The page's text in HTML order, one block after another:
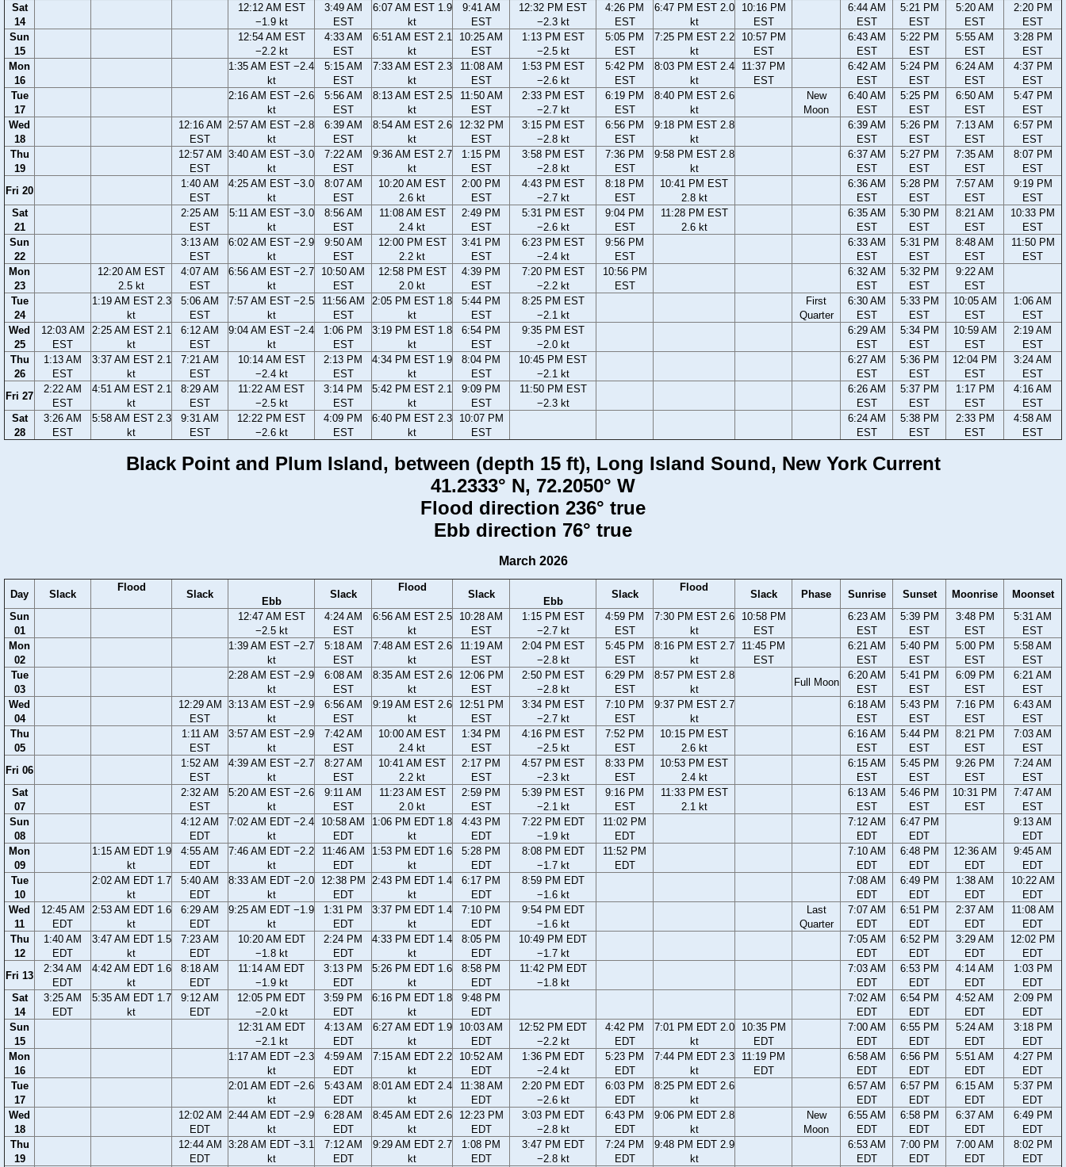
Sat
14
12:12 AM EST
−1.9 kt
3:49 AM
EST
6:07 AM EST 1.9
kt
9:41 AM
EST
12:32 PM EST
−2.3 kt
4:26 PM
EST
6:47 PM EST 2.0
kt
10:16 PM
EST
6:44 AM
EST
5:21 PM
EST
5:20 AM
EST
2:20 PM
EST
Sun
15
12:54 AM EST
−2.2 kt
4:33 AM
EST
6:51 AM EST 2.1
kt
10:25 AM
EST
1:13 PM EST
−2.5 kt
5:05 PM
EST
7:25 PM EST 2.2
kt
10:57 PM
EST
6:43 AM
EST
5:22 PM
EST
5:55 AM
EST
3:28 PM
EST
Mon
16
1:35 AM EST −2.4
kt
5:15 AM
EST
7:33 AM EST 2.3
kt
11:08 AM
EST
1:53 PM EST
−2.6 kt
5:42 PM
EST
8:03 PM EST 2.4
kt
11:37 PM
EST
6:42 AM
EST
5:24 PM
EST
6:24 AM
EST
4:37 PM
EST
Tue
17
2:16 AM EST −2.6
kt
5:56 AM
EST
8:13 AM EST 2.5
kt
11:50 AM
EST
2:33 PM EST
−2.7 kt
6:19 PM
EST
8:40 PM EST 2.6
kt
New
Moon
6:40 AM
EST
5:25 PM
EST
6:50 AM
EST
5:47 PM
EST
Wed
18
12:16 AM
EST
2:57 AM EST −2.8
kt
6:39 AM
EST
8:54 AM EST 2.6
kt
12:32 PM
EST
3:15 PM EST
−2.8 kt
6:56 PM
EST
9:18 PM EST 2.8
kt
6:39 AM
EST
5:26 PM
EST
7:13 AM
EST
6:57 PM
EST
Thu
19
12:57 AM
EST
3:40 AM EST −3.0
kt
7:22 AM
EST
9:36 AM EST 2.7
kt
1:15 PM
EST
3:58 PM EST
−2.8 kt
7:36 PM
EST
9:58 PM EST 2.8
kt
6:37 AM
EST
5:27 PM
EST
7:35 AM
EST
8:07 PM
EST
Fri 20
1:40 AM
EST
4:25 AM EST −3.0
kt
8:07 AM
EST
10:20 AM EST
2.6 kt
2:00 PM
EST
4:43 PM EST
−2.7 kt
8:18 PM
EST
10:41 PM EST
2.8 kt
6:36 AM
EST
5:28 PM
EST
7:57 AM
EST
9:19 PM
EST
Sat
21
2:25 AM
EST
5:11 AM EST −3.0
kt
8:56 AM
EST
11:08 AM EST
2.4 kt
2:49 PM
EST
5:31 PM EST
−2.6 kt
9:04 PM
EST
11:28 PM EST
2.6 kt
6:35 AM
EST
5:30 PM
EST
8:21 AM
EST
10:33 PM
EST
Sun
22
3:13 AM
EST
6:02 AM EST −2.9
kt
9:50 AM
EST
12:00 PM EST
2.2 kt
3:41 PM
EST
6:23 PM EST
−2.4 kt
9:56 PM
EST
6:33 AM
EST
5:31 PM
EST
8:48 AM
EST
11:50 PM
EST
Mon
23
12:20 AM EST
2.5 kt
4:07 AM
EST
6:56 AM EST −2.7
kt
10:50 AM
EST
12:58 PM EST
2.0 kt
4:39 PM
EST
7:20 PM EST
−2.2 kt
10:56 PM
EST
6:32 AM
EST
5:32 PM
EST
9:22 AM
EST
Tue
24
1:19 AM EST 2.3
kt
5:06 AM
EST
7:57 AM EST −2.5
kt
11:56 AM
EST
2:05 PM EST 1.8
kt
5:44 PM
EST
8:25 PM EST
−2.1 kt
First
Quarter
6:30 AM
EST
5:33 PM
EST
10:05 AM
EST
1:06 AM
EST
Wed
25
12:03 AM
EST
2:25 AM EST 2.1
kt
6:12 AM
EST
9:04 AM EST −2.4
kt
1:06 PM
EST
3:19 PM EST 1.8
kt
6:54 PM
EST
9:35 PM EST
−2.0 kt
6:29 AM
EST
5:34 PM
EST
10:59 AM
EST
2:19 AM
EST
Thu
26
1:13 AM
EST
3:37 AM EST 2.1
kt
7:21 AM
EST
10:14 AM EST
−2.4 kt
2:13 PM
EST
4:34 PM EST 1.9
kt
8:04 PM
EST
10:45 PM EST
−2.1 kt
6:27 AM
EST
5:36 PM
EST
12:04 PM
EST
3:24 AM
EST
Fri 27
2:22 AM
EST
4:51 AM EST 2.1
kt
8:29 AM
EST
11:22 AM EST
−2.5 kt
3:14 PM
EST
5:42 PM EST 2.1
kt
9:09 PM
EST
11:50 PM EST
−2.3 kt
6:26 AM
EST
5:37 PM
EST
1:17 PM
EST
4:16 AM
EST
Sat
28
3:26 AM
EST
5:58 AM EST 2.3
kt
9:31 AM
EST
12:22 PM EST
−2.6 kt
4:09 PM
EST
6:40 PM EST 2.3
kt
10:07 PM
EST
6:24 AM
EST
5:38 PM
EST
2:33 PM
EST
4:58 AM
EST
Black Point and Plum Island, between (depth 15 ft), Long Island Sound, New York Current
41.2333° N, 72.2050° W
Flood direction 236° true
Ebb direction 76° true
March 2026
Day Slack
Flood
Slack
Ebb
Slack
Flood
Slack
Ebb
Slack
Flood
Slack Phase Sunrise Sunset Moonrise
Moonset
Sun
01
12:47 AM EST
−2.5 kt
4:24 AM
EST
6:56 AM EST 2.5
kt
10:28 AM
EST
1:15 PM EST
−2.7 kt
4:59 PM
EST
7:30 PM EST 2.6
kt
10:58 PM
EST
6:23 AM
EST
5:39 PM
EST
3:48 PM
EST
5:31 AM
EST
Mon
02
1:39 AM EST −2.7
kt
5:18 AM
EST
7:48 AM EST 2.6
kt
11:19 AM
EST
2:04 PM EST
−2.8 kt
5:45 PM
EST
8:16 PM EST 2.7
kt
11:45 PM
EST
6:21 AM
EST
5:40 PM
EST
5:00 PM
EST
5:58 AM
EST
Tue
03
2:28 AM EST −2.9
kt
6:08 AM
EST
8:35 AM EST 2.6
kt
12:06 PM
EST
2:50 PM EST
−2.8 kt
6:29 PM
EST
8:57 PM EST 2.8
kt
Full Moon
6:20 AM
EST
5:41 PM
EST
6:09 PM
EST
6:21 AM
EST
Wed
04
12:29 AM
EST
3:13 AM EST −2.9
kt
6:56 AM
EST
9:19 AM EST 2.6
kt
12:51 PM
EST
3:34 PM EST
−2.7 kt
7:10 PM
EST
9:37 PM EST 2.7
kt
6:18 AM
EST
5:43 PM
EST
7:16 PM
EST
6:43 AM
EST
Thu
05
1:11 AM
EST
3:57 AM EST −2.9
kt
7:42 AM
EST
10:00 AM EST
2.4 kt
1:34 PM
EST
4:16 PM EST
−2.5 kt
7:52 PM
EST
10:15 PM EST
2.6 kt
6:16 AM
EST
5:44 PM
EST
8:21 PM
EST
7:03 AM
EST
Fri 06
1:52 AM
EST
4:39 AM EST −2.7
kt
8:27 AM
EST
10:41 AM EST
2.2 kt
2:17 PM
EST
4:57 PM EST
−2.3 kt
8:33 PM
EST
10:53 PM EST
2.4 kt
6:15 AM
EST
5:45 PM
EST
9:26 PM
EST
7:24 AM
EST
Sat
07
2:32 AM
EST
5:20 AM EST −2.6
kt
9:11 AM
EST
11:23 AM EST
2.0 kt
2:59 PM
EST
5:39 PM EST
−2.1 kt
9:16 PM
EST
11:33 PM EST
2.1 kt
6:13 AM
EST
5:46 PM
EST
10:31 PM
EST
7:47 AM
EST
Sun
08
4:12 AM
EDT
7:02 AM EDT −2.4
kt
10:58 AM
EDT
1:06 PM EDT 1.8
kt
4:43 PM
EDT
7:22 PM EDT
−1.9 kt
11:02 PM
EDT
7:12 AM
EDT
6:47 PM
EDT
9:13 AM
EDT
Mon
09
1:15 AM EDT 1.9
kt
4:55 AM
EDT
7:46 AM EDT −2.2
kt
11:46 AM
EDT
1:53 PM EDT 1.6
kt
5:28 PM
EDT
8:08 PM EDT
−1.7 kt
11:52 PM
EDT
7:10 AM
EDT
6:48 PM
EDT
12:36 AM
EDT
9:45 AM
EDT
Tue
10
2:02 AM EDT 1.7
kt
5:40 AM
EDT
8:33 AM EDT −2.0
kt
12:38 PM
EDT
2:43 PM EDT 1.4
kt
6:17 PM
EDT
8:59 PM EDT
−1.6 kt
7:08 AM
EDT
6:49 PM
EDT
1:38 AM
EDT
10:22 AM
EDT
Wed
11
12:45 AM
EDT
2:53 AM EDT 1.6
kt
6:29 AM
EDT
9:25 AM EDT −1.9
kt
1:31 PM
EDT
3:37 PM EDT 1.4
kt
7:10 PM
EDT
9:54 PM EDT
−1.6 kt
Last
Quarter
7:07 AM
EDT
6:51 PM
EDT
2:37 AM
EDT
11:08 AM
EDT
Thu
12
1:40 AM
EDT
3:47 AM EDT 1.5
kt
7:23 AM
EDT
10:20 AM EDT
−1.8 kt
2:24 PM
EDT
4:33 PM EDT 1.4
kt
8:05 PM
EDT
10:49 PM EDT
−1.7 kt
7:05 AM
EDT
6:52 PM
EDT
3:29 AM
EDT
12:02 PM
EDT
Fri 13
2:34 AM
EDT
4:42 AM EDT 1.6
kt
8:18 AM
EDT
11:14 AM EDT
−1.9 kt
3:13 PM
EDT
5:26 PM EDT 1.6
kt
8:58 PM
EDT
11:42 PM EDT
−1.8 kt
7:03 AM
EDT
6:53 PM
EDT
4:14 AM
EDT
1:03 PM
EDT
Sat
14
3:25 AM
EDT
5:35 AM EDT 1.7
kt
9:12 AM
EDT
12:05 PM EDT
−2.0 kt
3:59 PM
EDT
6:16 PM EDT 1.8
kt
9:48 PM
EDT
7:02 AM
EDT
6:54 PM
EDT
4:52 AM
EDT
2:09 PM
EDT
Sun
15
12:31 AM EDT
−2.1 kt
4:13 AM
EDT
6:27 AM EDT 1.9
kt
10:03 AM
EDT
12:52 PM EDT
−2.2 kt
4:42 PM
EDT
7:01 PM EDT 2.0
kt
10:35 PM
EDT
7:00 AM
EDT
6:55 PM
EDT
5:24 AM
EDT
3:18 PM
EDT
Mon
16
1:17 AM EDT −2.3
kt
4:59 AM
EDT
7:15 AM EDT 2.2
kt
10:52 AM
EDT
1:36 PM EDT
−2.4 kt
5:23 PM
EDT
7:44 PM EDT 2.3
kt
11:19 PM
EDT
6:58 AM
EDT
6:56 PM
EDT
5:51 AM
EDT
4:27 PM
EDT
Tue
17
2:01 AM EDT −2.6
kt
5:43 AM
EDT
8:01 AM EDT 2.4
kt
11:38 AM
EDT
2:20 PM EDT
−2.6 kt
6:03 PM
EDT
8:25 PM EDT 2.6
kt
6:57 AM
EDT
6:57 PM
EDT
6:15 AM
EDT
5:37 PM
EDT
Wed
18
12:02 AM
EDT
2:44 AM EDT −2.9
kt
6:28 AM
EDT
8:45 AM EDT 2.6
kt
12:23 PM
EDT
3:03 PM EDT
−2.8 kt
6:43 PM
EDT
9:06 PM EDT 2.8
kt
New
Moon
6:55 AM
EDT
6:58 PM
EDT
6:37 AM
EDT
6:49 PM
EDT
Thu
19
12:44 AM
EDT
3:28 AM EDT −3.1
kt
7:12 AM
EDT
9:29 AM EDT 2.7
kt
1:08 PM
EDT
3:47 PM EDT
−2.8 kt
7:24 PM
EDT
9:48 PM EDT 2.9
kt
6:53 AM
EDT
7:00 PM
EDT
7:00 AM
EDT
8:02 PM
EDT